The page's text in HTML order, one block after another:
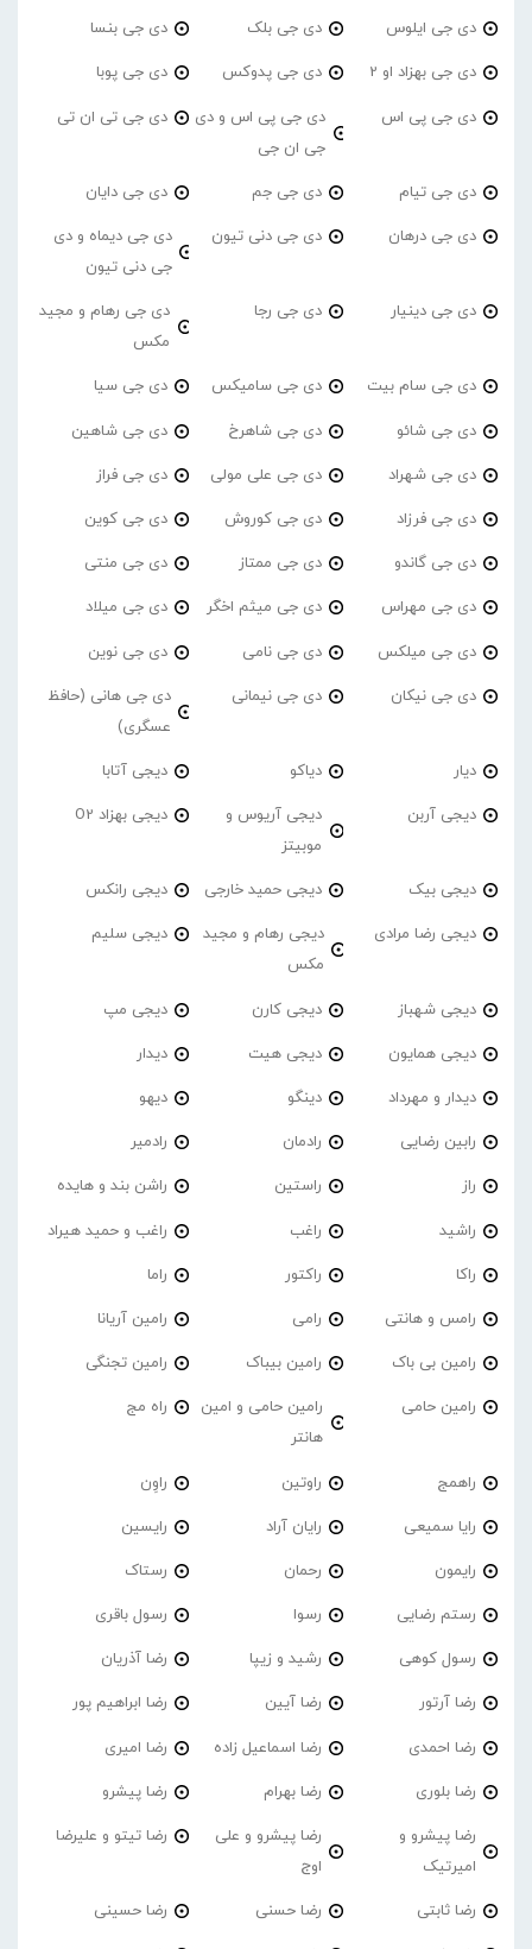
دی جی ایلوس دی جی بلک دی جی بنسا
دی جی بهزاد او 2 دی جی پدوکس دی جی پوبا
دی جی پی اس
دی جی پی اس و دی
جی ان جی
دی جی تی ان تی
دی جی تیام دی جی جم دی جی دایان
دی جی درهان دی جی دنی تیون
دی جی دیماه و دی
جی دنی تیون
دی جی دینیار دی جی رجا
دی جی رهام و مجید
مکس
دی جی سام بیت دی جی سامیکس دی جی سیا
دی جی شائو دی جی شاهرخ دی جی شاهین
دی جی شهراد دی جی علی مولی دی جی فراز
دی جی فرزاد دی جی کوروش دی جی کوین
دی جی گاندو دی جی ممتاز دی جی منتی
دی جی مهراس دی جی میثم اخگر دی جی میلاد
دی جی میلکس دی جی نامی دی جی نوین
دی جی نیکان دی جی نیمانی
دی جی هانی (حافظ
عسگری)
دیار دیاکو دیجی آتابا
دیجی آربن
دیجی آریوس و
موبیتز
دیجی بهزاد O2
دیجی بیک دیجی حمید خارجی دیجی رانکس
دیجی رضا مرادی
دیجی رهام و مجید
مکس
دیجی سلیم
دیجی شهباز دیجی کارن دیجی مپ
دیجی همایون دیجی هیت دیدار
دیدار و مهرداد دینگو دیهو
رابین رضایی رادمان رادمیر
راز راستین راشن بند و هایده
راشید راغب راغب و حمید هیراد
راکا راکتور راما
رامس و هانتی رامی رامین آریانا
رامین بی باک رامین بیباک رامین تجنگی
رامین حامی
رامین حامی و امین
هانتر
راه مج
راهمج راوتین راوِن
رایا سمیعی رایان آراد رایسین
رایمون رحمان رستاک
رستم رضایی رسوا رسول باقری
رسول کوهی رشید و زیپا رضا آذریان
رضا آرتور رضا آیین رضا ابراهیم پور
رضا احمدی رضا اسماعیل زاده رضا امیری
رضا بلوری رضا بهرام رضا پیشرو
رضا پیشرو و
امیرتیک
رضا پیشرو و علی
اوج
رضا تیتو و علیرضا
رضا ثابتی رضا حسنی رضا حسینی